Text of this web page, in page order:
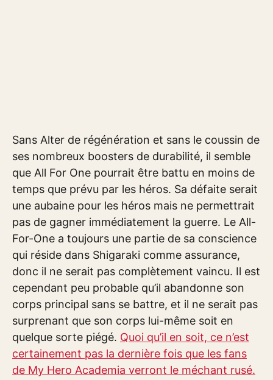
Sans Alter de régénération et sans le coussin de
ses nombreux boosters de durabilité, il semble
que All For One pourrait être battu en moins de
temps que prévu par les héros. Sa défaite serait
une aubaine pour les héros mais ne permettrait
pas de gagner immédiatement la guerre. Le All-
For-One a toujours une partie de sa conscience
qui réside dans Shigaraki comme assurance,
donc il ne serait pas complètement vaincu. Il est
cependant peu probable qu’il abandonne son
corps principal sans se battre, et il ne serait pas
surprenant que son corps lui-même soit en
quelque sorte piégé. Quoi qu’il en soit, ce n’est
certainement pas la dernière fois que les fans
de My Hero Academia verront le méchant rusé.